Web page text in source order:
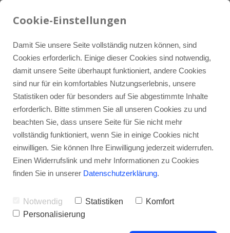
Cookie-Einstellungen
Damit Sie unsere Seite vollständig nutzen können, sind
Cookies erforderlich. Einige dieser Cookies sind notwendig,
damit unsere Seite überhaupt funktioniert, andere Cookies
sind nur für ein komfortables Nutzungserlebnis, unsere
Statistiken oder für besonders auf Sie abgestimmte Inhalte
erforderlich. Bitte stimmen Sie all unseren Cookies zu und
beachten Sie, dass unsere Seite für Sie nicht mehr
vollständig funktioniert, wenn Sie in einige Cookies nicht
einwilligen. Sie können Ihre Einwilligung jederzeit widerrufen.
Einen Widerrufslink und mehr Informationen zu Cookies
finden Sie in unserer Datenschutzerklärung.
Notwendig Statistiken
Komfort
Personalisierung